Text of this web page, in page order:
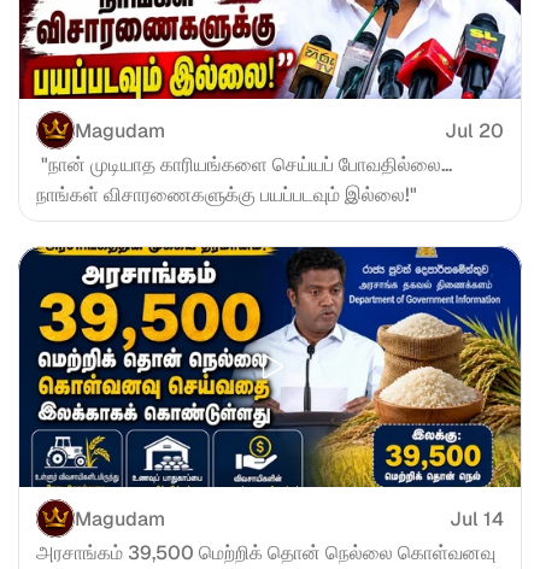
Magudam
Jul 20
நாங்கள் விசாரணைகளுக்கு பயப்படவும் இல்லை!"
Magudam
Jul 14
அரசாங்கம் 39,500 மெற்றிக் தொன் நெல்லை கொள்வனவு